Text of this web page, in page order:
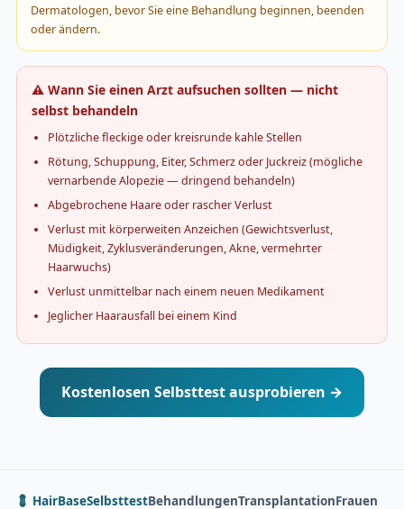
Dermatologen, bevor Sie eine Behandlung beginnen, beenden
oder ändern.
⚠️ Wann Sie einen Arzt aufsuchen sollten — nicht
selbst behandeln
Plötzliche fleckige oder kreisrunde kahle Stellen
Rötung, Schuppung, Eiter, Schmerz oder Juckreiz (mögliche
vernarbende Alopezie — dringend behandeln)
Abgebrochene Haare oder rascher Verlust
Verlust mit körperweiten Anzeichen (Gewichtsverlust,
Müdigkeit, Zyklusveränderungen, Akne, vermehrter
Haarwuchs)
Verlust unmittelbar nach einem neuen Medikament
Jeglicher Haarausfall bei einem Kind
Kostenlosen Selbsttest ausprobieren →
💈 HairBaseSelbsttestBehandlungenTransplantationFrauen